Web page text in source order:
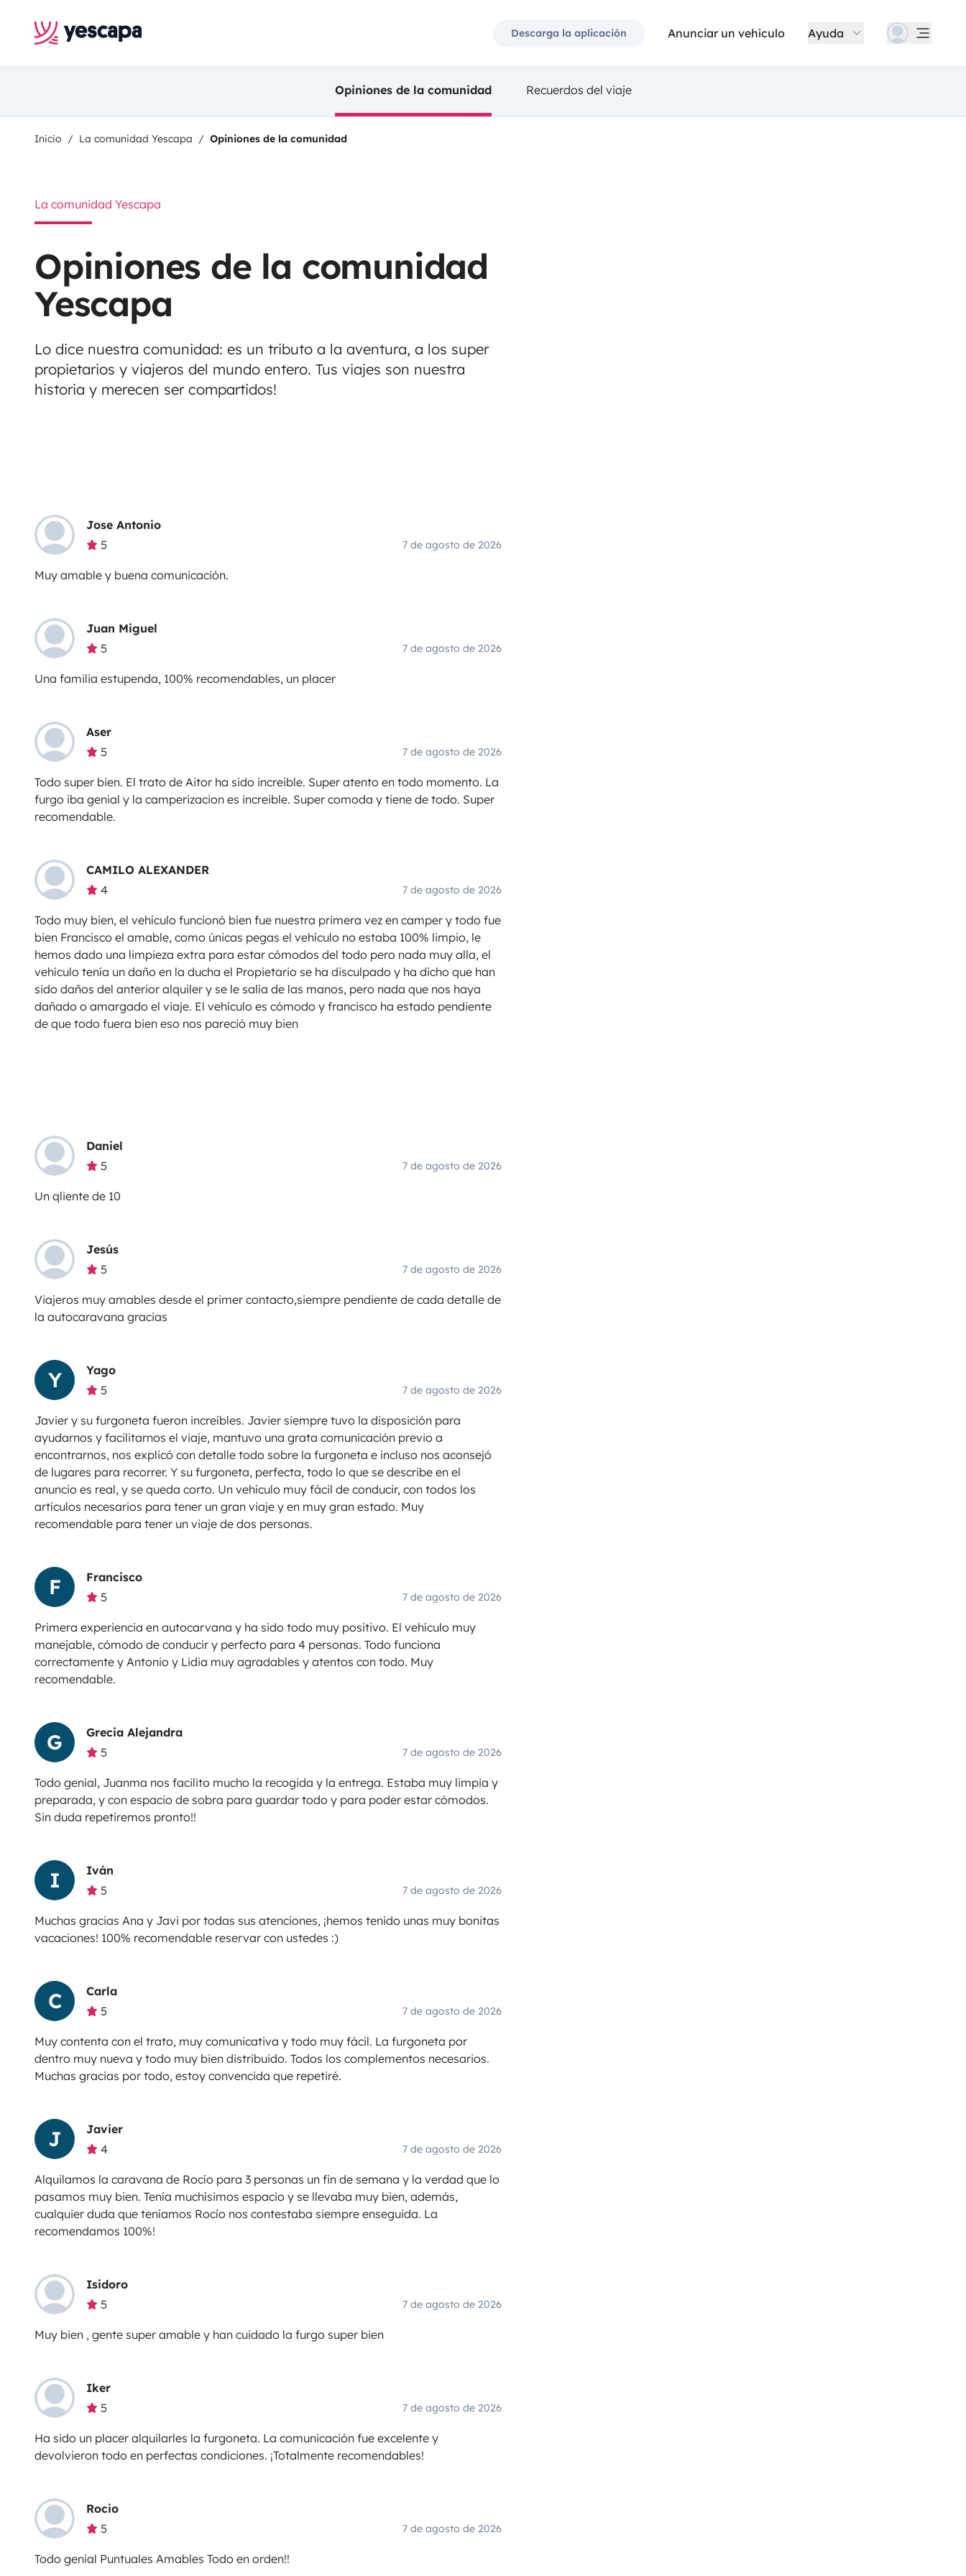
Descarga la aplicación Anunciar un vehículo Ayuda
Opiniones de la comunidad Recuerdos del viaje
Inicio La comunidad Yescapa Opiniones de la comunidad
La comunidad Yescapa
Opiniones de la comunidad
Yescapa
Lo dice nuestra comunidad: es un tributo a la aventura, a los super
propietarios y viajeros del mundo entero. Tus viajes son nuestra
historia y merecen ser compartidos!
Jose Antonio
5
7 de agosto de 2026
Muy amable y buena comunicación.
Juan Miguel
5
7 de agosto de 2026
Una familia estupenda, 100% recomendables, un placer
Aser
5
7 de agosto de 2026
Todo super bien. El trato de Aitor ha sido increible. Super atento en todo momento. La
furgo iba genial y la camperizacion es increible. Super comoda y tiene de todo. Super
recomendable.
CAMILO ALEXANDER
4
7 de agosto de 2026
Todo muy bien, el vehículo funcionó bien fue nuestra primera vez en camper y todo fue
bien Francisco el amable, como únicas pegas el vehículo no estaba 100% limpio, le
hemos dado una limpieza extra para estar cómodos del todo pero nada muy alla, el
vehículo tenía un daño en la ducha el Propietario se ha disculpado y ha dicho que han
sido daños del anterior alquiler y se le salía de las manos, pero nada que nos haya
dañado o amargado el viaje. El vehículo es cómodo y francisco ha estado pendiente
de que todo fuera bien eso nos pareció muy bien
Daniel
5
7 de agosto de 2026
Un qliente de 10
Jesús
5
7 de agosto de 2026
Viajeros muy amables desde el primer contacto,siempre pendiente de cada detalle de
la autocaravana gracias
Y
Yago
5
7 de agosto de 2026
Javier y su furgoneta fueron increíbles. Javier siempre tuvo la disposición para
ayudarnos y facilitarnos el viaje, mantuvo una grata comunicación previo a
encontrarnos, nos explicó con detalle todo sobre la furgoneta e incluso nos aconsejó
de lugares para recorrer. Y su furgoneta, perfecta, todo lo que se describe en el
anuncio es real, y se queda corto. Un vehículo muy fácil de conducir, con todos los
artículos necesarios para tener un gran viaje y en muy gran estado. Muy
recomendable para tener un viaje de dos personas.
F
Francisco
5
7 de agosto de 2026
Primera experiencia en autocarvana y ha sido todo muy positivo. El vehículo muy
manejable, cómodo de conducir y perfecto para 4 personas. Todo funciona
correctamente y Antonio y Lidia muy agradables y atentos con todo. Muy
recomendable.
G
Grecia Alejandra
5
7 de agosto de 2026
Todo genial, Juanma nos facilito mucho la recogida y la entrega. Estaba muy limpia y
preparada, y con espacio de sobra para guardar todo y para poder estar cómodos.
Sin duda repetiremos pronto!!
I
Iván
5
7 de agosto de 2026
Muchas gracias Ana y Javi por todas sus atenciones, ¡hemos tenido unas muy bonitas
vacaciones! 100% recomendable reservar con ustedes :)
C
Carla
5
7 de agosto de 2026
Muy contenta con el trato, muy comunicativa y todo muy fácil. La furgoneta por
dentro muy nueva y todo muy bien distribuido. Todos los complementos necesarios.
Muchas gracias por todo, estoy convencida que repetiré.
J
Javier
4
7 de agosto de 2026
Alquilamos la caravana de Rocío para 3 personas un fin de semana y la verdad que lo
pasamos muy bien. Tenía muchísimos espacio y se llevaba muy bien, además,
cualquier duda que teníamos Rocío nos contestaba siempre enseguida. La
recomendamos 100%!
Isidoro
5
7 de agosto de 2026
Muy bien , gente super amable y han cuidado la furgo super bien
Iker
5
7 de agosto de 2026
Ha sido un placer alquilarles la furgoneta. La comunicación fue excelente y
devolvieron todo en perfectas condiciones. ¡Totalmente recomendables!
Rocio
5
7 de agosto de 2026
Todo genial Puntuales Amables Todo en orden!!